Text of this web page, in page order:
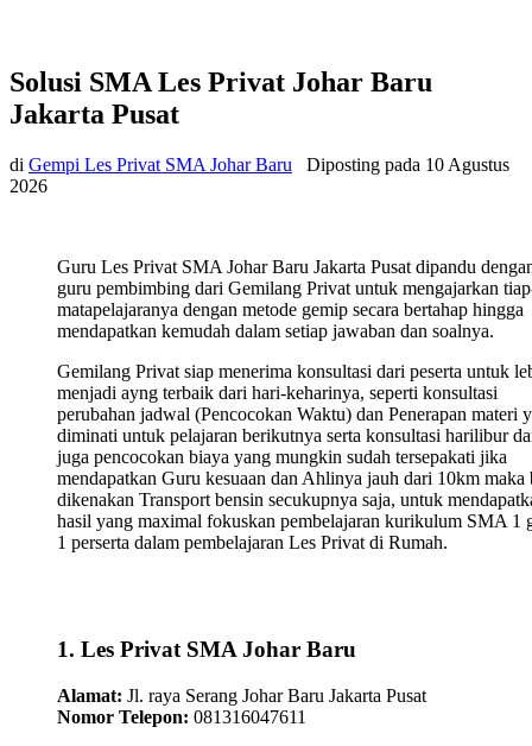
Solusi SMA Les Privat Johar Baru
Jakarta Pusat
di Gempi Les Privat SMA Johar Baru Diposting pada 10 Agustus
2026
Guru Les Privat SMA Johar Baru Jakarta Pusat dipandu
guru pembimbing dari Gemilang Privat untuk mengajarkan
matapelajaranya dengan metode gemip secara bertahap hingga
mendapatkan kemudah dalam setiap jawaban dan soalnya.
Gemilang Privat siap menerima konsultasi dari peserta untuk
menjadi ayng terbaik dari hari-keharinya, seperti konsultasi
perubahan jadwal (Pencocokan Waktu) dan Penerapan materi
diminati untuk pelajaran berikutnya serta konsultasi harilibur
juga pencocokan biaya yang mungkin sudah tersepakati jika
mendapatkan Guru kesuaan dan Ahlinya jauh dari 10km maka
dikenakan Transport bensin secukupnya saja, untuk
hasil yang maximal fokuskan pembelajaran kurikulum SMA 1
1 perserta dalam pembelajaran Les Privat di Rumah.
1. Les Privat SMA Johar Baru
Alamat: Jl. raya Serang Johar Baru Jakarta Pusat
Nomor Telepon: 081316047611